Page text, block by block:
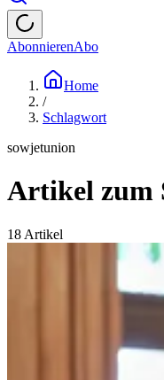
AbonnierenAbo
Home
/
Schlagwort
sowjetunion
Artikel zum
18 Artikel